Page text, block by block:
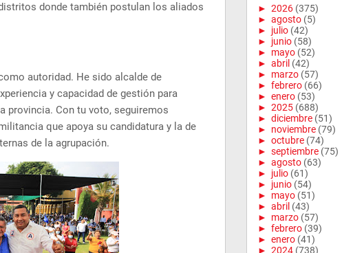
donde también postulan los aliados
autoridad. He sido alcalde de
y capacidad de gestión para
provincia. Con tu voto, seguiremos
que apoya su candidatura y la de
de la agrupación.
► 2026 (375)
► agosto (5)
► julio (42)
► junio (58)
► mayo (52)
► abril (42)
► marzo (57)
► febrero (66)
► enero (53)
► 2025 (688)
► diciembre (51)
► noviembre (79)
► octubre (74)
► septiembre (75)
► agosto (63)
► julio (61)
► junio (54)
► mayo (51)
► abril (43)
► marzo (57)
► febrero (39)
► enero (41)
► 2024 (738)